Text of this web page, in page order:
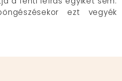
ezt vegyék